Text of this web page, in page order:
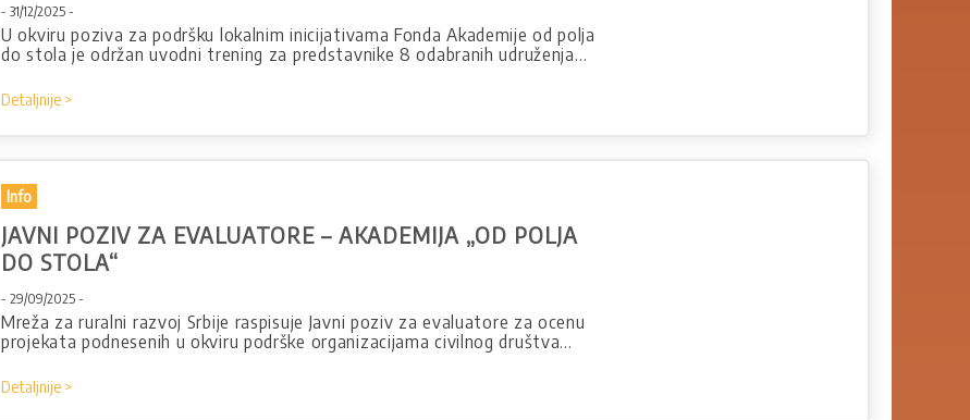
- 31/12/2025 -
U okviru poziva za podršku lokalnim inicijativama Fonda Akademije od polja
do stola je održan uvodni trening za predstavnike 8 odabranih udruženja…
Detaljnije >
Info
JAVNI POZIV ZA EVALUATORE – AKADEMIJA „OD POLJA
DO STOLA“
- 29/09/2025 -
Mreža za ruralni razvoj Srbije raspisuje Javni poziv za evaluatore za ocenu
projekata podnesenih u okviru podrške organizacijama civilnog društva…
Detaljnije >